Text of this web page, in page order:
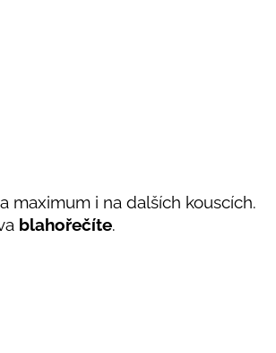
maximum i na dalších kouscích.
blahořečíte.